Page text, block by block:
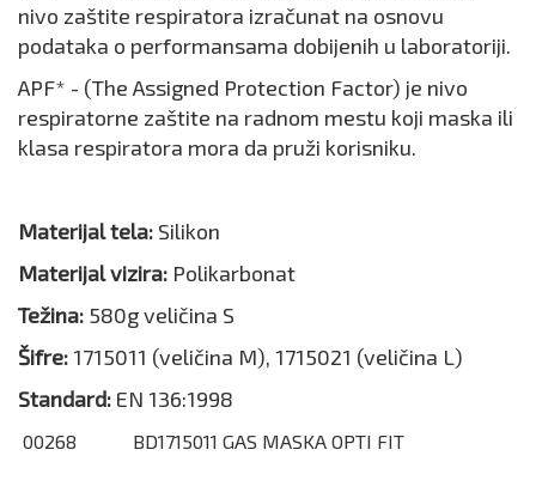
nivo zaštite respiratora izračunat na osnovu
podataka o performansama dobijenih u laboratoriji.
APF* - (The Assigned Protection Factor) je nivo
respiratorne zaštite na radnom mestu koji maska ili
klasa respiratora mora da pruži korisniku.
Materijal tela: Silikon
Materijal vizira: Polikarbonat
Težina: 580g veličina S
Šifre: 1715011 (veličina M), 1715021 (veličina L)
Standard: EN 136:1998
00268 BD1715011 GAS MASKA OPTI FIT